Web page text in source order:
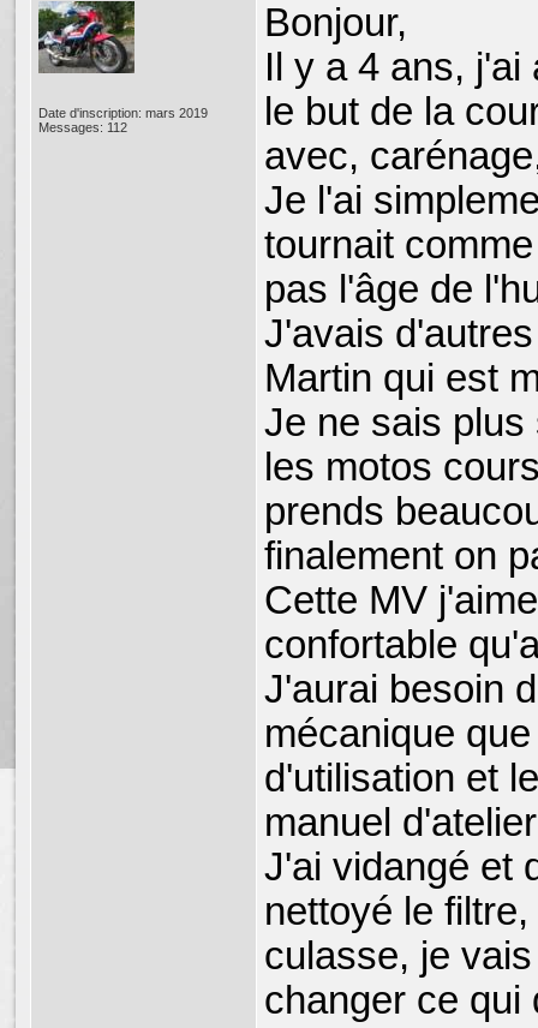
Date d'inscription: mars 2019
Messages: 112
Bonjour,
Il y a 4 ans,
le but de la
avec,
Je l'ai
tournait
pas l'âge de
J'avais
Martin qui est
Je ne sais plus
les motos
prends
finalement on
Cette MV
confortable
J'aurai besoin
mécanique
d'utilisation et
manuel
J'ai vidangé et
nettoyé le
culasse, je
changer ce